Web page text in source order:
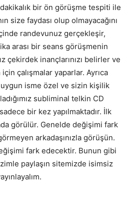
dakikalık bir ön görüşme tespiti ile
size faydası olup olmayacağını
randevunuz gerçekleşir,
arası bir seans görüşmenin
çekirdek inançlarınızı belirler ve
çalışmalar yaparlar. Ayrıca
uygun isme özel ve sizin kişilik
subliminal telkin CD
bir kez yapılmaktadır. İlk
görülür. Genelde değişimi fark
arkadaşınızla görüşün.
fark edecektir. Bunun gibi
paylaşın sitemizde isimsiz